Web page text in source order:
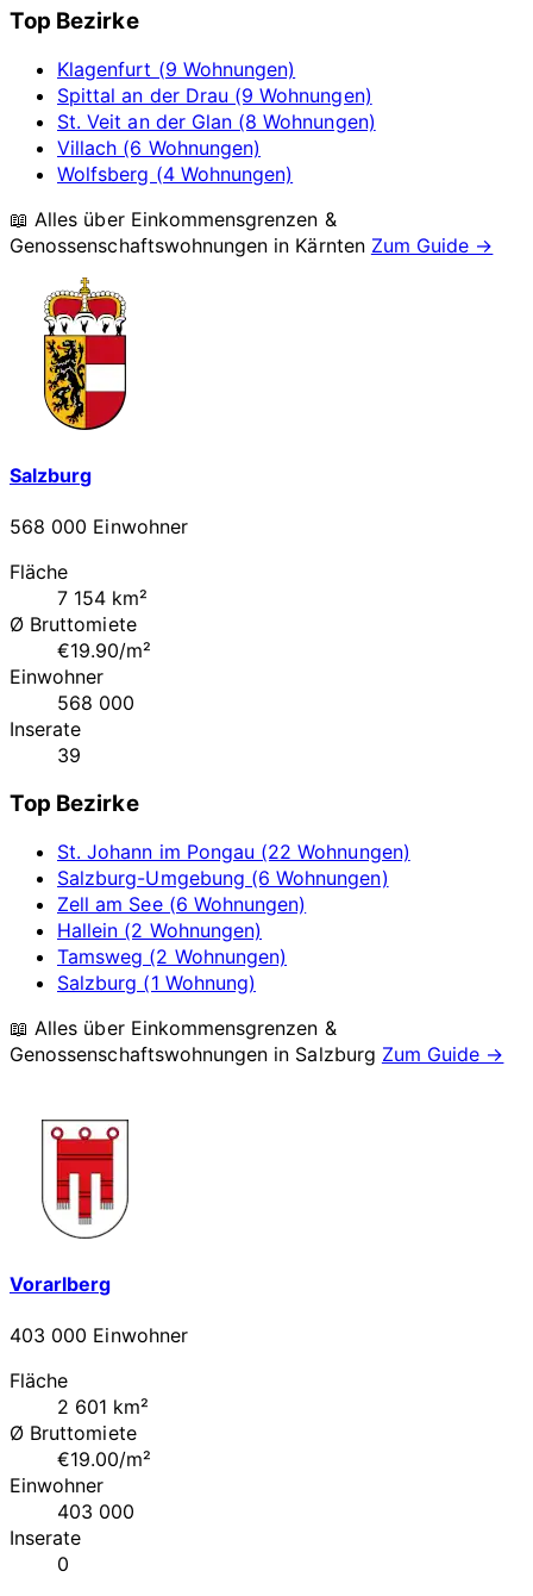
Top Bezirke
Klagenfurt (9 Wohnungen)
Spittal an der Drau (9 Wohnungen)
St. Veit an der Glan (8 Wohnungen)
Villach (6 Wohnungen)
Wolfsberg (4 Wohnungen)
📖 Alles über Einkommensgrenzen &
Genossenschaftswohnungen in Kärnten Zum Guide →
Salzburg
568 000 Einwohner
Fläche
7 154 km²
Ø Bruttomiete
€19.90/m²
Einwohner
568 000
Inserate
39
Top Bezirke
St. Johann im Pongau (22 Wohnungen)
Salzburg-Umgebung (6 Wohnungen)
Zell am See (6 Wohnungen)
Hallein (2 Wohnungen)
Tamsweg (2 Wohnungen)
Salzburg (1 Wohnung)
📖 Alles über Einkommensgrenzen &
Genossenschaftswohnungen in Salzburg Zum Guide →
Vorarlberg
403 000 Einwohner
Fläche
2 601 km²
Ø Bruttomiete
€19.00/m²
Einwohner
403 000
Inserate
0